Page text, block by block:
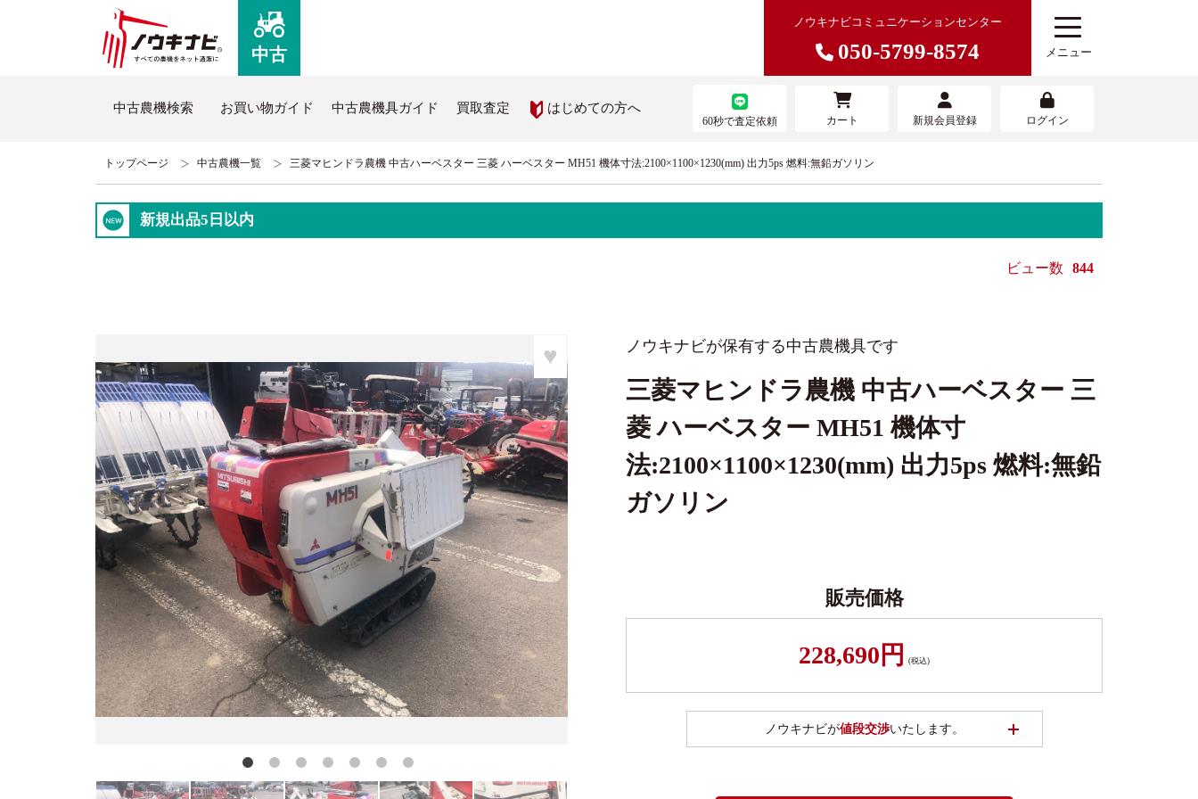
中古
ノウキナビコミュニケーションセンター
050-5799-8574 メニュー
ノウキナビについて
はじめての方へ
お問い合わせ
新品農機を買いたい 部品を取り寄せたい
ス
農機を売りたい
中古農機検索 お買い物ガイド 中古農機具ガイド 買取査定 はじめての方へ
60秒で査定依頼 カート 新規会員登録 ログイン
トップページ 中古農機一覧 三菱マヒンドラ農機 中古ハーベスター 三菱 ハーベスター MH51 機体寸法:2100×1100×1230(mm) 出力5ps 燃料:無鉛ガソリン
新規出品5日以内
ビュー数 844
♥ ノウキナビが保有する中古農機具です
三菱マヒンドラ農機 中古ハーベスター 三
菱 ハーベスター MH51 機体寸
法:2100×1100×1230(mm) 出力5ps 燃料:無鉛
ガソリン
販売価格
228,690円 (税込)
ノウキナビが値段交渉いたします。